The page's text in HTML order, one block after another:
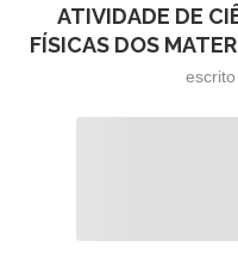
ATIVIDADE DE
FÍSICAS DOS